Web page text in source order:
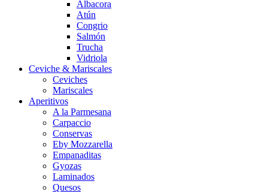
Albacora
Atún
Congrio
Salmón
Trucha
Vidriola
Ceviche & Mariscales
Ceviches
Mariscales
Aperitivos
A la Parmesana
Carpaccio
Conservas
Eby Mozzarella
Empanaditas
Gyozas
Laminados
Quesos